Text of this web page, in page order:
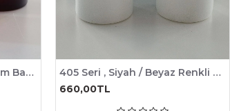
405 Seri , Buzlu Renkli Mum Bardağı, 245cc , 6 Adet
405 Seri , Siyah / Beyaz Renkli Mum Bardağı, 245cc , 6 Adet
660,00TL